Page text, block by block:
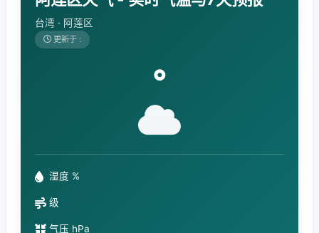
台湾 · 阿莲区
更新于 :
°
湿度 %
级
气压 hPa